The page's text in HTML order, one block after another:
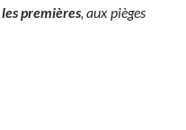
les premières , aux pièges